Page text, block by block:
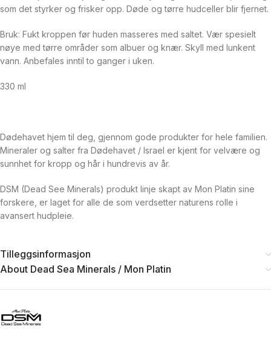
som det styrker og frisker opp. Døde og tørre hudceller blir fjernet.
Bruk: Fukt kroppen før huden masseres med saltet. Vær spesielt
nøye med tørre områder som albuer og knær. Skyll med lunkent
vann. Anbefales inntil to ganger i uken.
330 ml
Dødehavet hjem til deg, gjennom gode produkter for hele familien.
Mineraler og salter fra Dødehavet / Israel er kjent for velvære og
sunnhet for kropp og hår i hundrevis av år.
DSM (Dead See Minerals) produkt linje skapt av Mon Platin sine
forskere, er laget for alle de som verdsetter naturens rolle i
avansert hudpleie.
Tilleggsinformasjon
About Dead Sea Minerals / Mon Platin